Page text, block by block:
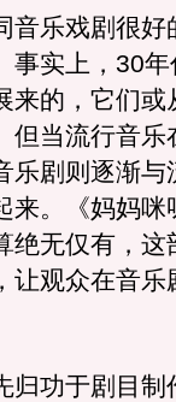
乐戏剧很好
事实上，30
来的，它们或
但当流行音
乐剧则逐渐与
来。《妈妈咪
绝无仅有，这
让观众在音乐
功于剧目制